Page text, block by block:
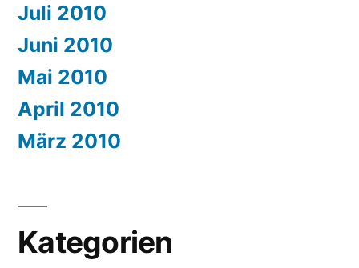
Juli 2010
Juni 2010
Mai 2010
April 2010
März 2010
Kategorien